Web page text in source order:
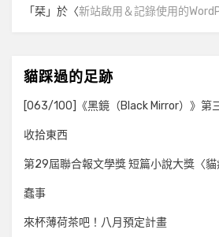
「栞」於〈新站啟用＆記錄使用的
貓踩過的足跡
[063/100]《黑鏡（Black Mirror）》第
收拾東西
第29屆聯合報文學獎 短篇小說大獎〈
蠢事
來杯薄荷茶吧！八月預定計畫